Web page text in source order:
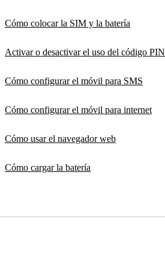
Cómo colocar la SIM y la batería
Activar o desactivar el uso del código PIN
Cómo configurar el móvil para SMS
Cómo configurar el móvil para internet
Cómo usar el navegador web
Cómo cargar la batería